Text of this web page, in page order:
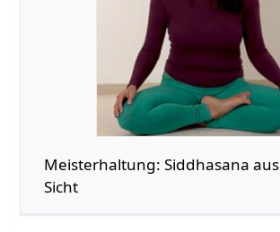
Meisterhaltung: Siddhasana aus
Sicht